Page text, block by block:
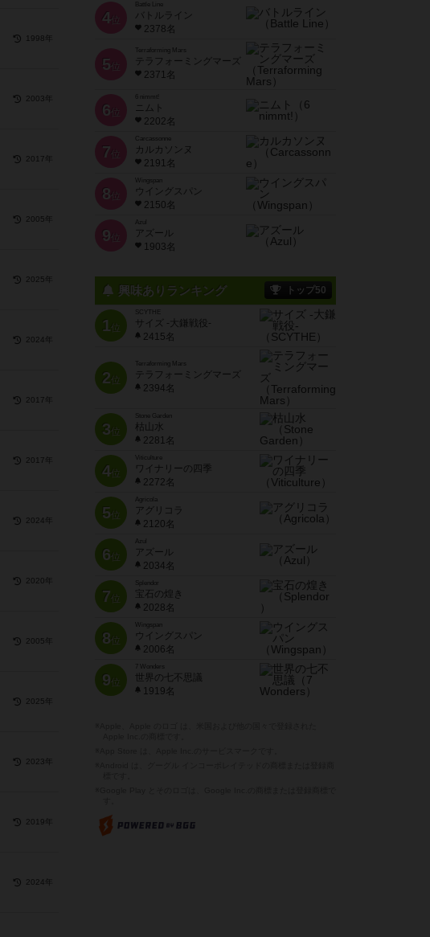
1998年
2003年
2017年
2005年
2025年
2024年
2017年
2017年
2024年
2020年
2005年
2025年
2023年
2019年
2024年
4位
Battle Line
バトルライン
2378名
5 位
Terraforming Mars
テラフォーミングマーズ
2371名
6 位
ニムト
2202名
7 位
Carcassonne
カルカソンヌ
2191名
8 位
Wingspan
ウイングスパン
2150名
9 位
Azul
アズール
1903名
興味ありランキング トップ50
1位
SCYTHE
サイズ -大鎌戦役-
2415名
2位
Terraforming Mars
テラフォーミングマーズ
2394名
3位
Stone Garden
枯山水
2281名
4位
Viticulture
ワイナリーの四季
2272名
5位
Agricola
アグリコラ
2120名
6位
Azul
アズール
2034名
7位
宝石の煌き
2028名
8位
Wingspan
ウイングスパン
2006名
9位
7 Wonders
世界の七不思議
1919名